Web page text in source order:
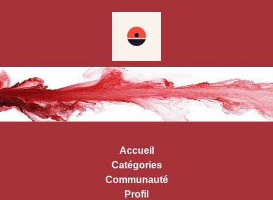
Accueil
Catégories
Communauté
Profil